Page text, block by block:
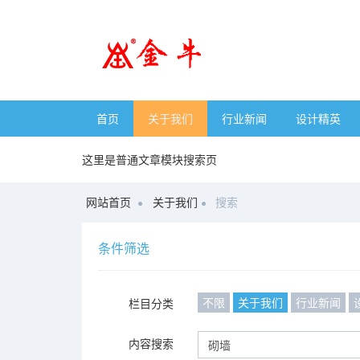
首页 关于我们 行业新闻 设计精英
这里是普通文章模块搜索页
网站首页 关于我们 搜索
条件筛选
栏目分类 不限 关于我们 行业新闻
内容搜索